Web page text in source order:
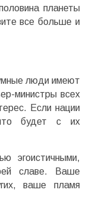
планеты
все больше и
люди имеют
министры всех
Если нации
будет с их
эгоистичными,
славе. Ваше
ваше пламя